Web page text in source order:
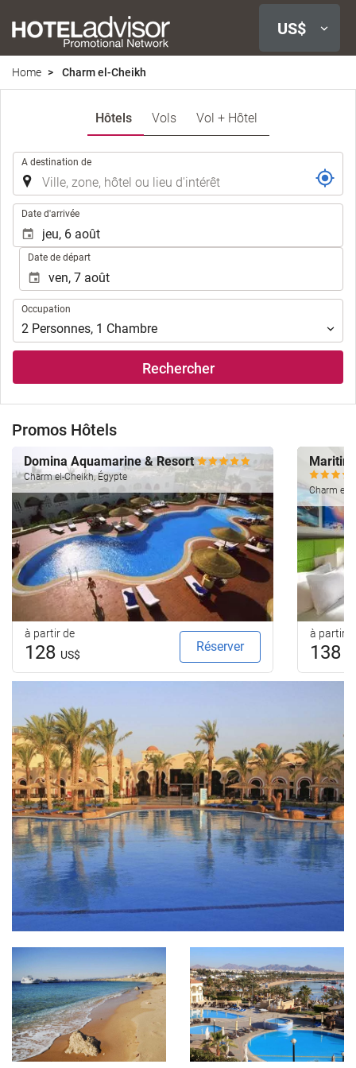
US$
Home Charm el-Cheikh
Hôtels Vols Vol + Hôtel
A destination de
Date d'arrivée
Date de départ
Occupation
Occupation
2 Personnes, 1 Chambre
Rechercher
Promos Hôtels
Domina Aquamarine & Resort
Charm el-Cheikh, Égypte
à partir de
128 US$
Réserver
Charm el-
à partir
138